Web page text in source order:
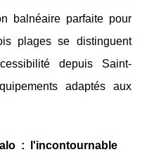
balnéaire parfaite pour
plages se distinguent
depuis Saint-
adaptés aux
: l'incontournable